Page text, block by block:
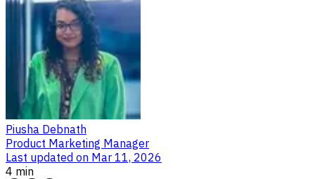
Piusha Debnath
Product Marketing Manager
Last updated on Mar 11, 2026
4 min